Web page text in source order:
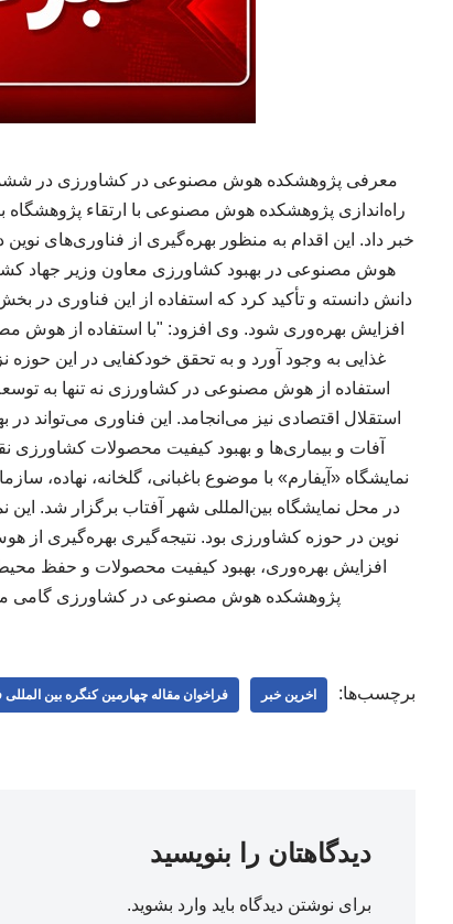
معرفی پژوهشکده هوش مصنوعی در کشاورزی در ششمین
راه‌اندازی پژوهشکده هوش مصنوعی با ارتقاء
خبر داد. این اقدام به منظور بهره‌گیری از
هوش مصنوعی در بهبود کشاورزی معاون وزیر جهاد
دانش دانسته و تأکید کرد که استفاده از این فناوری در
افزایش بهره‌وری شود. وی افزود: "با استفاده از
غذایی به وجود آورد و به تحقق خودکفایی در این
استفاده از هوش مصنوعی در کشاورزی نه تنها به
استقلال اقتصادی نیز می‌انجامد. این فناوری می‌تواند
آفات و بیماری‌ها و بهبود کیفیت محصولات کشاورزی
نمایشگاه «آیفارم» با موضوع باغبانی، گلخانه، نهاده،
در محل نمایشگاه بین‌المللی شهر آفتاب برگزار شد.
نوین در حوزه کشاورزی بود. نتیجه‌گیری بهره‌گیری از
افزایش بهره‌وری، بهبود کیفیت محصولات و حفظ
پژوهشکده هوش مصنوعی در کشاورزی گامی
برچسب‌ها: اخرین خبر فراخوان مقاله چهارمین کنگره بین
دیدگاهتان را بنویسید
برای نوشتن دیدگاه باید وارد بشوید.